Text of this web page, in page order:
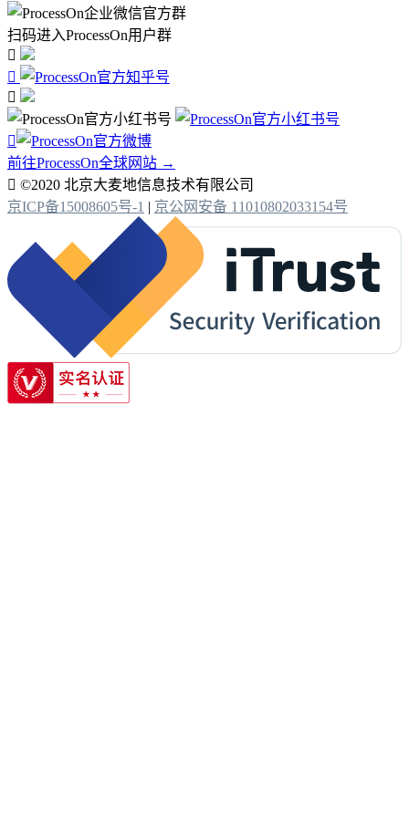
扫码进入ProcessOn用户群




前往ProcessOn全球网站 →
 ©2020 北京大麦地信息技术有限公司
京ICP备15008605号-1 | 京公网安备 11010802033154号